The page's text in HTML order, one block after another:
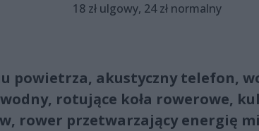
18 zł ulgowy, 24 zł normalny
powietrza, akustyczny telefon,
rotujące koła rowerowe,
rower przetwarzający energię